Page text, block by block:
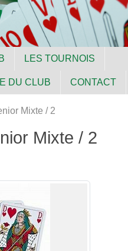
LES TOURNOIS
DU CLUB CONTACT
Mixte / 2
Mixte / 2